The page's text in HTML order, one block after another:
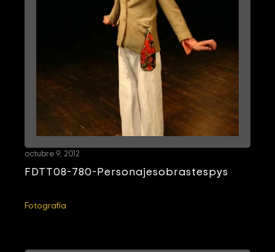
FDTT08-780-Personajesobrastespys
octubre 9, 2012
Fotografía